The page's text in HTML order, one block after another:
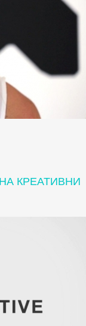
НА КРЕАТИВНИ